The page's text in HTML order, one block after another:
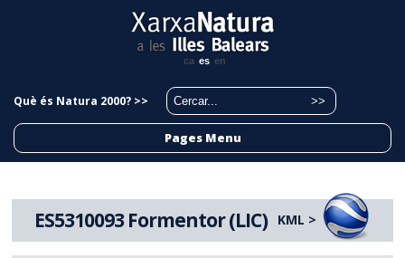
ca es en
Què és Natura 2000? >>
Pages Menu
ES5310093 Formentor (LIC) KML >